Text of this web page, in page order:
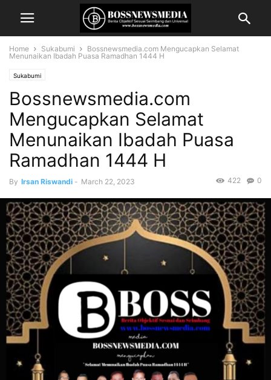
Home Sukabumi
Bossnewsmedia.com Mengucapkan Selamat
Menunaikan Ibadah Puasa Ramadhan 1444 H
Sukabumi
Bossnewsmedia.com
Mengucapkan Selamat
Menunaikan Ibadah Puasa
Ramadhan 1444 H
By Irsan Riswandi - March 22, 2023 0
422